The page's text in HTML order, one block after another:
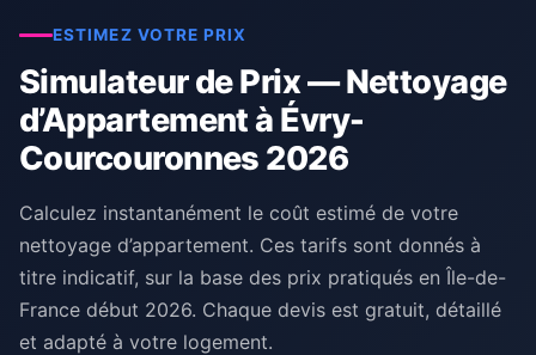
ESTIMEZ VOTRE PRIX
Simulateur de Prix — Nettoyage
d’Appartement à Évry-
Courcouronnes 2026
Calculez instantanément le coût estimé de votre
nettoyage d’appartement. Ces tarifs sont donnés à
titre indicatif, sur la base des prix pratiqués en Île-de-
France début 2026. Chaque devis est gratuit, détaillé
et adapté à votre logement.